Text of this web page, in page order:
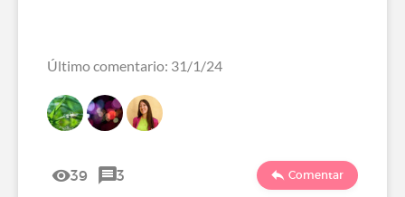
Último comentario: 31/1/24
39 3 Comentar